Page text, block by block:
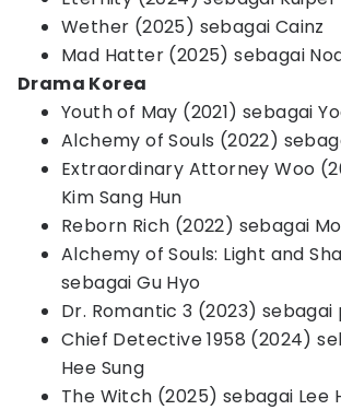
Wether (2025) sebagai Cainz
Mad Hatter (2025) sebagai
Drama Korea
Youth of May (2021) sebagai
Alchemy of Souls (2022)
Extraordinary Attorney Woo
Kim Sang Hun
Reborn Rich (2022) sebagai
Alchemy of Souls: Light and
sebagai Gu Hyo
Dr. Romantic 3 (2023)
Chief Detective 1958 (2024)
Hee Sung
The Witch (2025) sebagai Lee